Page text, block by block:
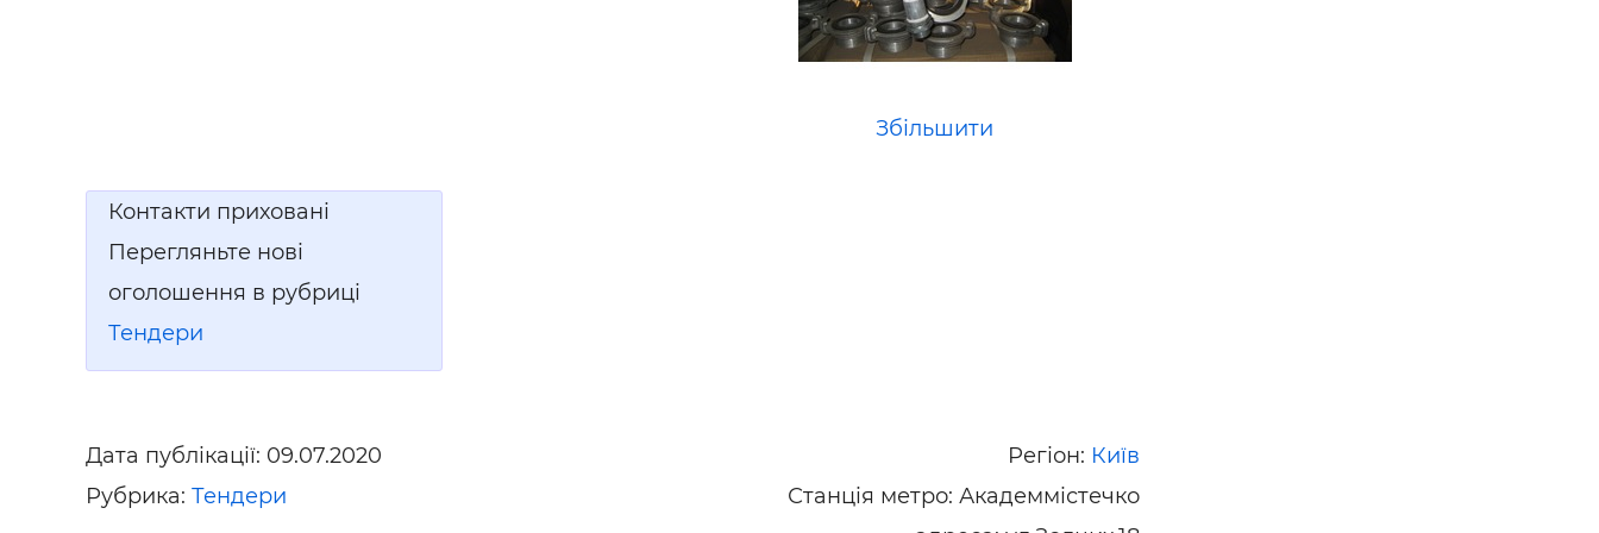
Збільшити
Контакти приховані
Перегляньте нові
оголошення в рубриці
Тендери
Дата публікації: 09.07.2020
Рубрика: Тендери
Регіон: Київ
Станція метро: Академмістечко